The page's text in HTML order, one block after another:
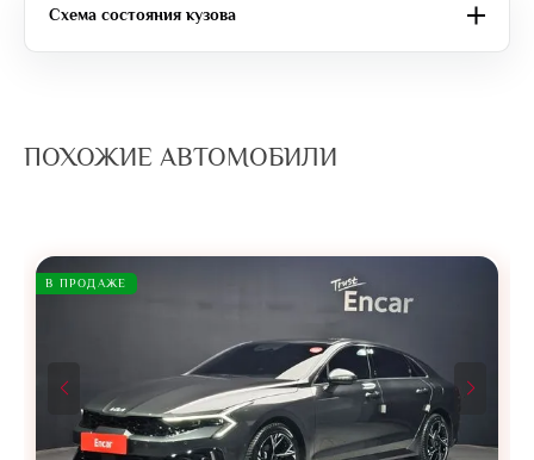
Схема состояния кузова
ПОХОЖИЕ АВТОМОБИЛИ
В ПРОДАЖЕ